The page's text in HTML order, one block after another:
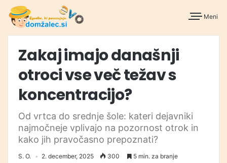
Meni
Zakaj imajo današnji
otroci vse več težav s
koncentracijo?
Od vrtca do srednje šole: kateri dejavniki
najmočneje vplivajo na pozornost otrok in
kako jih pravočasno prepoznati?
S. O. 2. december, 2025 300 5 min. za branje